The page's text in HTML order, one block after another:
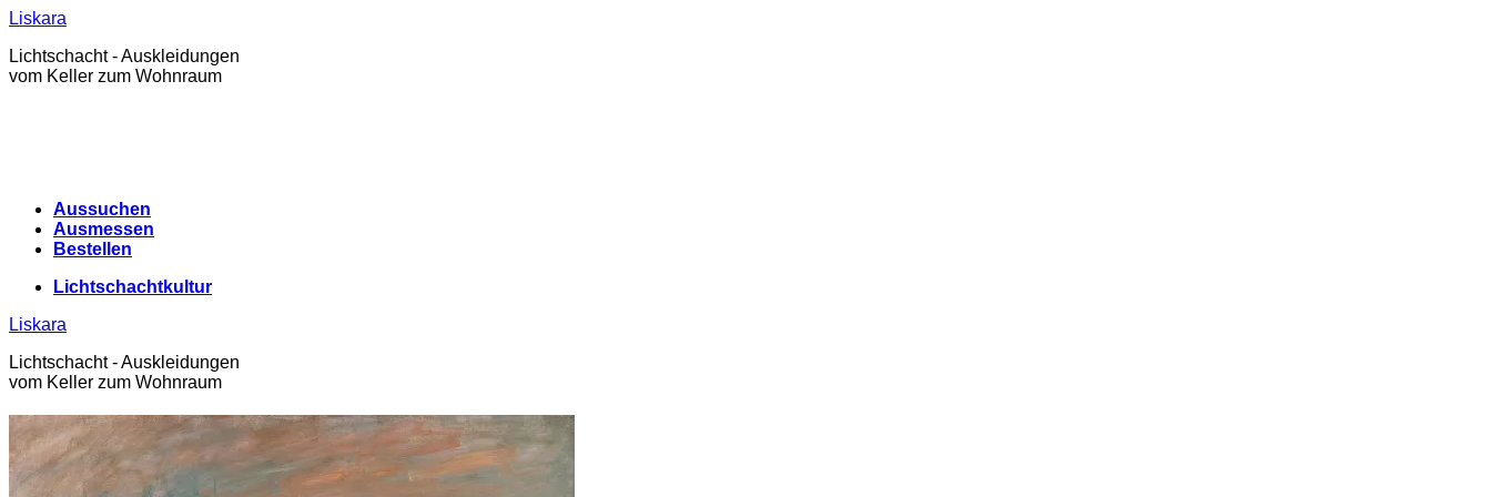
Zum
springen
Liskara
Lichtschacht - Auskleidungen
vom Keller zum Wohnraum
Aussuchen
Ausmessen
Bestellen
Lichtschachtkultur
Liskara
Lichtschacht - Auskleidungen
vom Keller zum Wohnraum
Lichtschachtkultur